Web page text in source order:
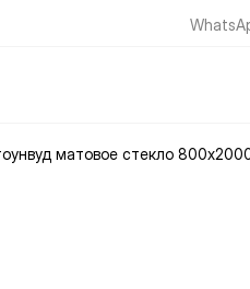
матовое стекло